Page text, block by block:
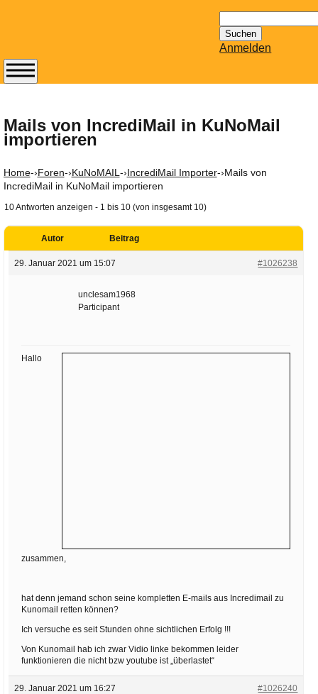
nach:
Anmelden
Mails von IncrediMail in KuNoMail
importieren
Home-›Foren-›KuNoMAIL -›IncrediMail Importer-›Mails von
IncrediMail in KuNoMail importieren
10 Antworten anzeigen - 1 bis 10 (von insgesamt 10)
Autor Beitrag
29. Januar 2021 um 15:07 #1026238
unclesam1968
Participant
Hallo
zusammen,
hat denn jemand schon seine kompletten E-mails aus Incredimail zu
Kunomail retten können?
Ich versuche es seit Stunden ohne sichtlichen Erfolg !!!
Von Kunomail hab ich zwar Vidio linke bekommen leider
funktionieren die nicht bzw youtube ist „überlastet“
29. Januar 2021 um 16:27 #1026240
Abonnieren Sie den
erscheinenden
Newsletter von
Mailhilfe.de
kostenlos.
Der ständig aktuelle
Tipps zu Thema
bereithält!
Wie z.B. Outlook,
GMail, Thunderbird
KuNoMail, usw.
E-Mail